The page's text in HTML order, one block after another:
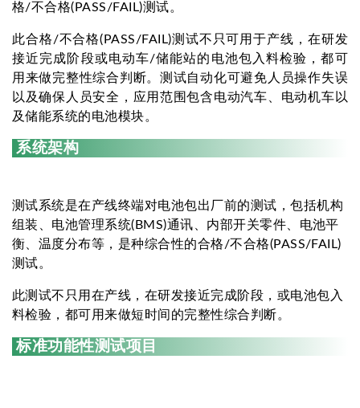
格/不合格(PASS/FAIL)测试。
此合格/不合格(PASS/FAIL)测试不只可用于产线，在研发
接近完成阶段或电动车/储能站的电池包入料检验，都可
用来做完整性综合判断。测试自动化可避免人员操作失误
以及确保人员安全，应用范围包含电动汽车、电动机车以
及储能系统的电池模块。
系统架构
测试系统是在产线终端对电池包出厂前的测试，包括机构
组装、电池管理系统(BMS)通讯、内部开关零件、电池平
衡、温度分布等，是种综合性的合格/不合格(PASS/FAIL)
测试。
此测试不只用在产线，在研发接近完成阶段，或电池包入
料检验，都可用来做短时间的完整性综合判断。
标准功能性测试项目